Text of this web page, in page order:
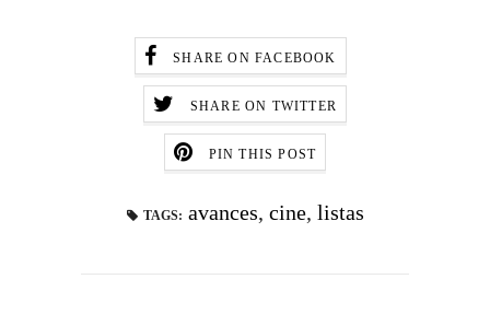
SHARE ON FACEBOOK
SHARE ON TWITTER
PIN THIS POST
TAGS: avances, cine, listas